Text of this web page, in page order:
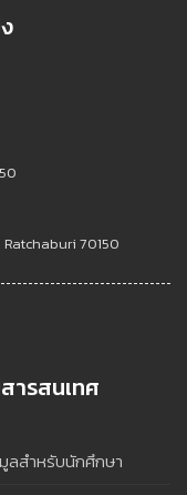
70150
ารสนเทศ
ลสำหรับนักศึกษา